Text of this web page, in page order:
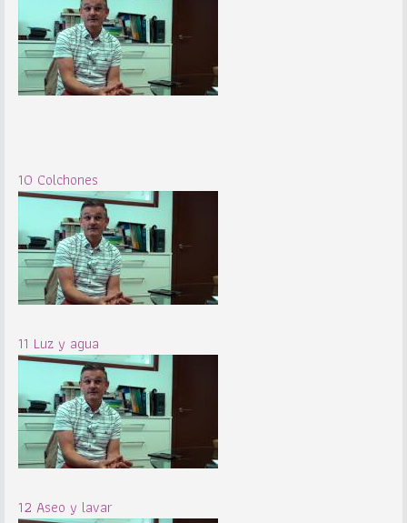
10 Colchones
11 Luz y agua
12 Aseo y lavar